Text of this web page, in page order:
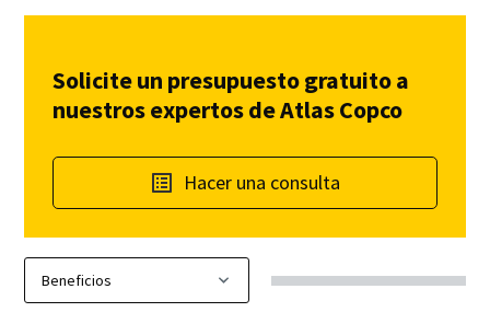
Solicite un presupuesto gratuito a
nuestros expertos de Atlas Copco
Hacer una consulta